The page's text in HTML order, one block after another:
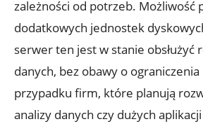
zależności od potrzeb. Możliwość
dodatkowych jednostek
serwer ten jest w stanie obsłużyć
danych, bez obawy o
przypadku firm, które planują
analizy danych czy dużych